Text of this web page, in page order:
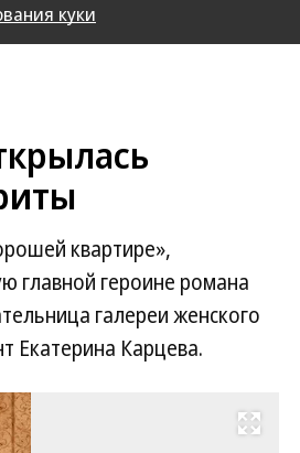
куки
квартире»,
главной героине романа
галереи женского
Екатерина Карцева.
Развернуть на весь экран